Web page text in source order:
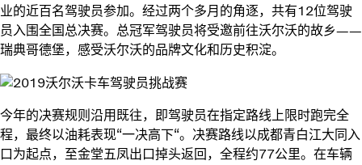
业的近百名驾驶员参加。经过两个多月的角逐，共有12位驾驶
员入围全国总决赛。总冠军驾驶员将受邀前往沃尔沃的故乡——
瑞典哥德堡，感受沃尔沃的品牌文化和历史积淀。
今年的决赛规则沿用既往，即驾驶员在指定路线上限时跑完全
程，最终以油耗表现“一决高下“。决赛路线以成都青白江大同入
口为起点，至金堂五凤出口掉头返回，全程约77公里。在车辆